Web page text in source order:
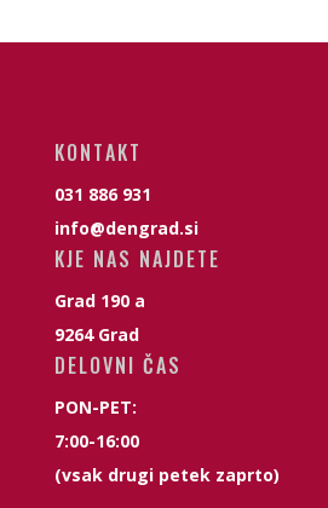
KONTAKT
031 886 931
info@dengrad.si
KJE NAS NAJDETE
Grad 190 a
9264 Grad
DELOVNI ČAS
PON-PET:
7:00-16:00
(vsak drugi petek zaprto)